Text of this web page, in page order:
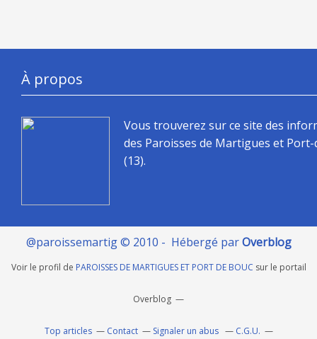
À propos
Vous trouverez sur ce site des
des Paroisses de Martigues et
(13).
@paroissemartig © 2010 - Hébergé parOverblog
Voir le profil de PAROISSES DE MARTIGUES ET PORT DE BOUC sur le portail
Overblog
Top articles Contact Signaler un abus C.G.U.